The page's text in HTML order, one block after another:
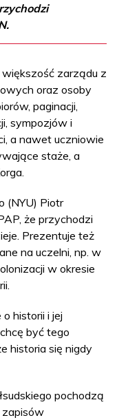
większość zarządu z
oraz osoby
paginacji,
sympozjów i
a nawet uczniowie
staże, a
(NYU) Piotr
że przychodzi
Prezentuje też
na uczelni, np. w
w okresie
historii i jej
być tego
historia się nigdy
pochodzą
zapisów